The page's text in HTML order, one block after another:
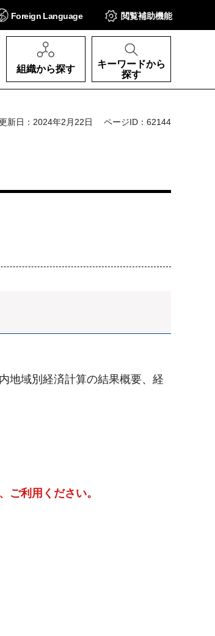
Foreign Language 閲覧補助機能
組織から探す
キーワードから
探す
新日：2024年2月22日 ページID：62144
地域別経済計算の結果概要、経
利用ください。